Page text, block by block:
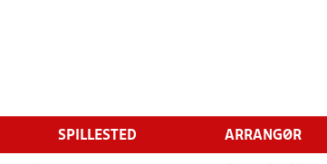
SPILLESTED ARRANGØR